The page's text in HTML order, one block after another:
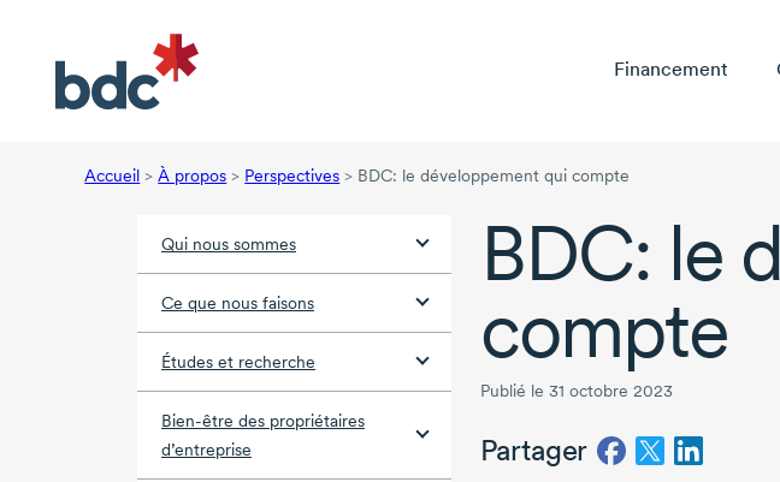
Financement
Accueil > À propos > Perspectives > BDC: le développement qui compte
Qui nous sommes
Ce que nous faisons
Études et recherche
Bien-être des propriétaires
d’entreprise
BDC: le
compte
Publié le 31 octobre 2023
Partager